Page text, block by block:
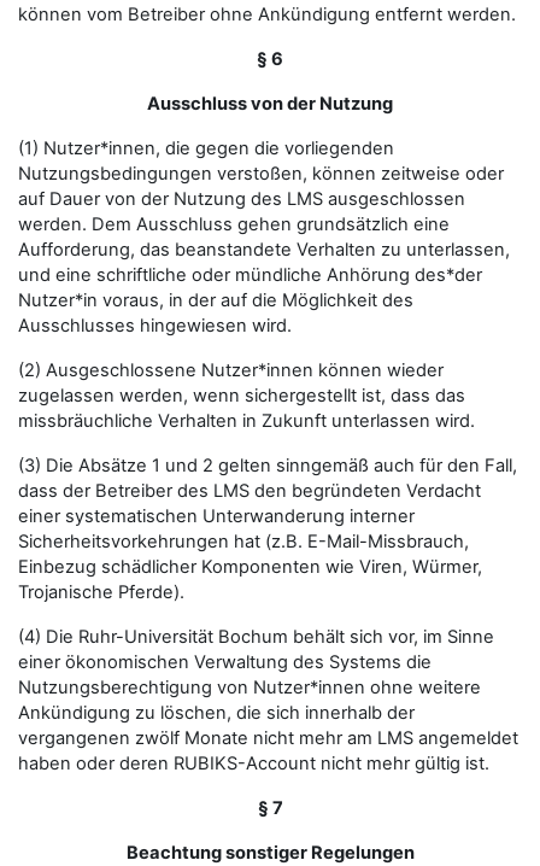
können vom Betreiber ohne Ankündigung entfernt werden.
§ 6
Ausschluss von der Nutzung
(1) Nutzer*innen, die gegen die vorliegenden
Nutzungsbedingungen verstoßen, können zeitweise oder
auf Dauer von der Nutzung des LMS ausgeschlossen
werden. Dem Ausschluss gehen grundsätzlich eine
Aufforderung, das beanstandete Verhalten zu unterlassen,
und eine schriftliche oder mündliche Anhörung des*der
Nutzer*in voraus, in der auf die Möglichkeit des
Ausschlusses hingewiesen wird.
(2) Ausgeschlossene Nutzer*innen können wieder
zugelassen werden, wenn sichergestellt ist, dass das
missbräuchliche Verhalten in Zukunft unterlassen wird.
(3) Die Absätze 1 und 2 gelten sinngemäß auch für den Fall,
dass der Betreiber des LMS den begründeten Verdacht
einer systematischen Unterwanderung interner
Sicherheitsvorkehrungen hat (z.B. E-Mail-Missbrauch,
Einbezug schädlicher Komponenten wie Viren, Würmer,
Trojanische Pferde).
(4) Die Ruhr-Universität Bochum behält sich vor, im Sinne
einer ökonomischen Verwaltung des Systems die
Nutzungsberechtigung von Nutzer*innen ohne weitere
Ankündigung zu löschen, die sich innerhalb der
vergangenen zwölf Monate nicht mehr am LMS angemeldet
haben oder deren RUBIKS-Account nicht mehr gültig ist.
§ 7
Beachtung sonstiger Regelungen